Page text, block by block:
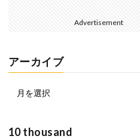
Advertisement
アーカイブ
10 thousand